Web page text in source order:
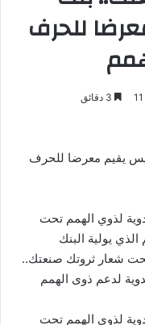
للحرف
11
يقيم معرضا للحرف
لذوي الهمم تحت
يولية البنك
شعار ثروتك صنعتك..
لدعم ذوى الهمم
لذوي الهمم تحت